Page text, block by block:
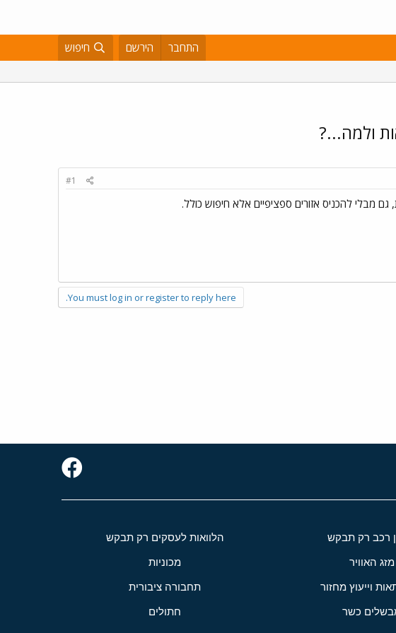
התחבר הירשם חיפוש
ולמה...?
#1
מבלי להכניס אזורים ספציפיים אלא חיפוש כולל.
You must log in or register to reply here.
רכב רק תבקש הלוואות לעסקים רק תבקש
מזג האוויר מכוניות
וייעוץ מחזור תחבורה ציבורית
כשר חתולים